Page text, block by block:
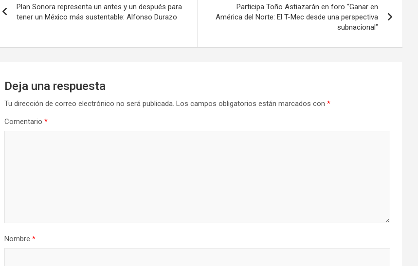
de
Plan Sonora representa un antes y un después para
tener un México más sustentable: Alfonso Durazo
Participa Toño Astiazarán en foro “Ganar en
América del Norte: El T-Mec desde una perspectiva
subnacional”
Deja una respuesta
Tu dirección de correo electrónico no será publicada. Los campos obligatorios están marcados con *
Comentario *
Nombre *